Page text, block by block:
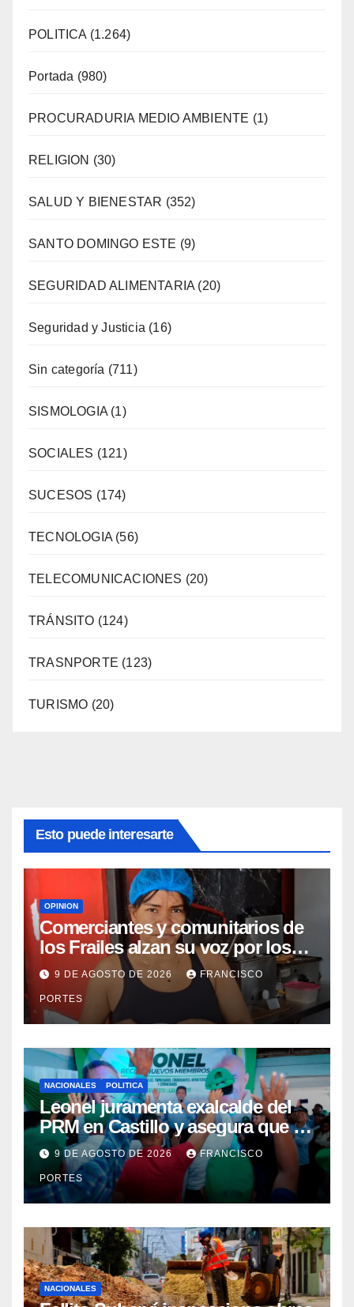
POLITICA(1.264)
Portada (980)
PROCURADURIA MEDIO AMBIENTE (1)
RELIGION (30)
SALUD Y BIENESTAR (352)
SANTO DOMINGO ESTE (9)
SEGURIDAD ALIMENTARIA(20)
Seguridad y Justicia (16)
Sin categoría (711)
SISMOLOGIA(1)
SOCIALES (121)
SUCESOS (174)
TECNOLOGIA(56)
TELECOMUNICACIONES (20)
TRÁNSITO (124)
TRASNPORTE (123)
TURISMO (20)
Esto puede interesarte
OPINION
Comerciantes y comunitarios de
los Frailes alzan su voz por los
prolongados apagones
9 DE AGOSTO DE 2026 FRANCISCO
PORTES
NACIONALES POLITICA
Leonel juramenta exalcalde del
PRM en Castillo y asegura que el
Gobierno le tira “al cuello y a los
bolsillos del pueblo”
9 DE AGOSTO DE 2026 FRANCISCO
PORTES
NACIONALES